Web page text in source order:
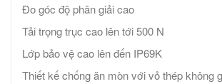
Đo góc độ phân giải cao
Tải trọng trục cao lên tới 500 N
Lớp bảo vệ cao lên đến IP69K
Thiết kế chống ăn mòn với vỏ thép không